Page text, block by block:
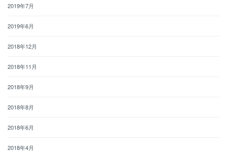
2019年7月
2019年6月
2018年12月
2018年11月
2018年9月
2018年8月
2018年6月
2018年4月